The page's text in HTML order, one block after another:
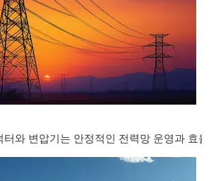
터와 변압기는 안정적인 전력망 운영과 효